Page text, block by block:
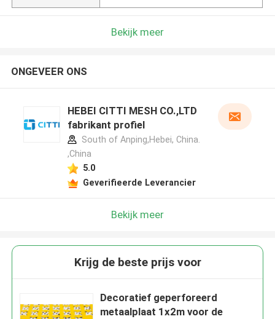
Bekijk meer
ONGEVEER ONS
HEBEI CITTI MESH CO.,LTD
fabrikant profiel
South of Anping,Hebei, China.
,China
5.0
Geverifieerde Leverancier
Bekijk meer
Krijg de beste prijs voor
Decoratief geperforeerd
metaalplaat 1x2m voor de